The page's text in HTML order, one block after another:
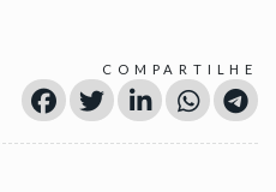
COMPARTILHE